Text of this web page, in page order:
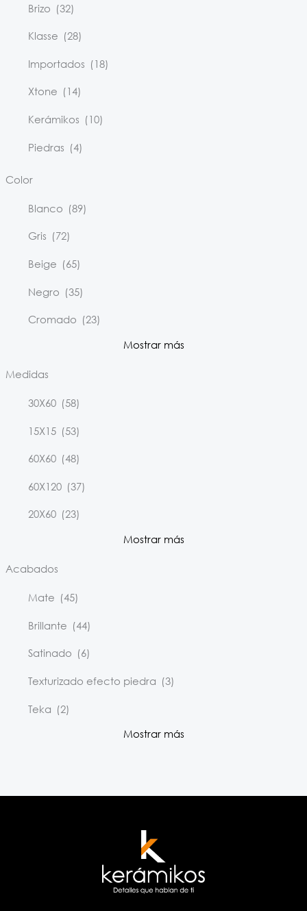
Brizo (32)
Klasse (28)
Importados (18)
Xtone (14)
Kerámikos (10)
Piedras (4)
Color
Blanco (89)
Gris (72)
Beige (65)
Negro (35)
Cromado (23)
Mostrar más
Medidas
30X60 (58)
15X15 (53)
60X60 (48)
60X120 (37)
20X60 (23)
Mostrar más
Acabados
Mate (45)
Brillante (44)
Satinado (6)
Texturizado efecto piedra (3)
Teka (2)
Mostrar más